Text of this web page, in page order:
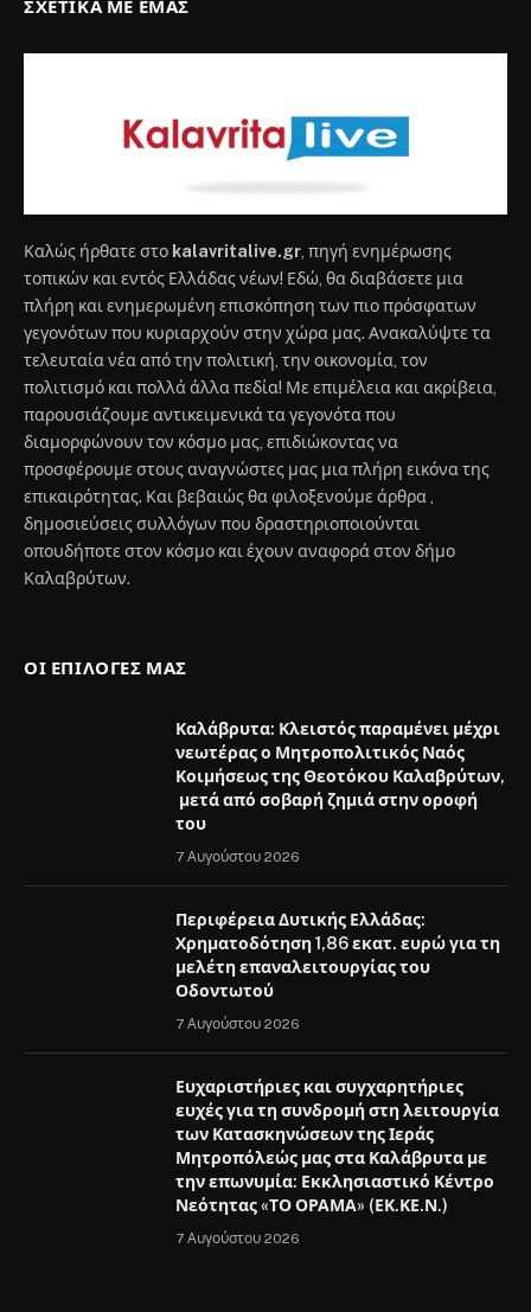
ΣΧΕΤΙΚΆ ΜΕ ΕΜΆΣ
Καλώς ήρθατε στο kalavritalive.gr , πηγή ενημέρωσης
τοπικών και εντός Ελλάδας νέων! Εδώ, θα διαβάσετε μια
πλήρη και ενημερωμένη επισκόπηση των πιο πρόσφατων
γεγονότων που κυριαρχούν στην χώρα μας. Ανακαλύψτε τα
τελευταία νέα από την πολιτική, την οικονομία, τον
πολιτισμό και πολλά άλλα πεδία! Με επιμέλεια και ακρίβεια,
παρουσιάζουμε αντικειμενικά τα γεγονότα που
διαμορφώνουν τον κόσμο μας, επιδιώκοντας να
προσφέρουμε στους αναγνώστες μας μια πλήρη εικόνα της
επικαιρότητας. Και βεβαιώς θα φιλοξενούμε άρθρα ,
δημοσιεύσεις συλλόγων που δραστηριοποιούνται
οπουδήποτε στον κόσμο και έχουν αναφορά στον δήμο
Καλαβρύτων.
ΟΙ ΕΠΙΛΟΓΈΣ ΜΑΣ
Καλάβρυτα: Κλειστός παραμένει μέχρι
νεωτέρας ο Μητροπολιτικός Ναός
Κοιμήσεως της Θεοτόκου Καλαβρύτων,
μετά από σοβαρή ζημιά στην οροφή
του
7 Αυγούστου 2026
Περιφέρεια Δυτικής Ελλάδας:
Χρηματοδότηση 1,86 εκατ. ευρώ για τη
μελέτη επαναλειτουργίας του
Οδοντωτού
7 Αυγούστου 2026
Ευχαριστήριες και συγχαρητήριες
ευχές για τη συνδρομή στη λειτουργία
των Κατασκηνώσεων της Ιεράς
Μητροπόλεώς μας στα Καλάβρυτα με
την επωνυμία: Εκκλησιαστικό Κέντρο
Νεότητας «ΤΟ ΟΡΑΜΑ» (ΕΚ.ΚΕ.Ν.)
7 Αυγούστου 2026